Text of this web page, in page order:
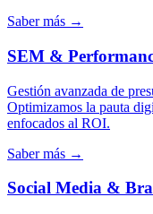
Saber más →
SEM &
Gestión avanzada de
Optimizamos la pauta
enfocados al ROI.
Saber más →
Social Media &